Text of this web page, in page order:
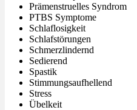
Prämenstruelles Syndrom
PTBS Symptome
Schlaflosigkeit
Schlafstörungen
Schmerzlindernd
Sedierend
Spastik
Stimmungsaufhellend
Stress
Übelkeit